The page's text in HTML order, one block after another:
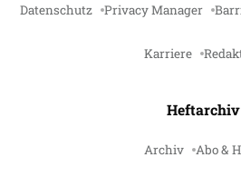
Datenschutz Privacy Manager
Karriere
Heftarchiv
Archiv Abo &